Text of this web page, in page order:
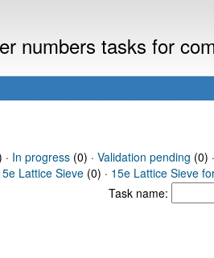
numbers tasks for
In progress(0) · Validation pending (0) ·
Lattice Sieve (0) · 15e Lattice Sieve
Task name: